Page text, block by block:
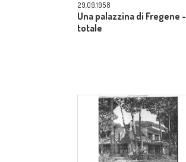
29.09.1958
Una palazzina di Fregene -
totale